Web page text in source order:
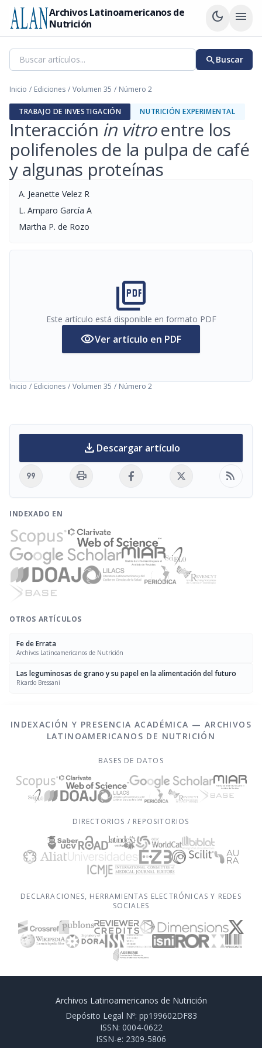
Archivos Latinoamericanos de
Nutrición
dark_mode menu
searchBuscar
Inicio / Ediciones / Volumen 35 / Número 2
TRABAJO DE INVESTIGACIÓN NUTRICIÓN EXPERIMENTAL
Interacción in vitroentre los
polifenoles de la pulpa de café
y algunas proteínas
A. Jeanette Velez R
L. Amparo García A
Martha P. de Rozo
picture_as_pdf
Este artículo está disponible en formato PDF
visibilityVer artículo en PDF
Inicio / Ediciones / Volumen 35 / Número 2
download Descargar artículo
format_quote print rss_feed
INDEXADO EN
OTROS ARTÍCULOS
Fe de Errata
Archivos Latinoamericanos de Nutrición
Las leguminosas de grano y su papel en la alimentación del futuro
Ricardo Bressani
INDEXACIÓN Y PRESENCIA ACADÉMICA — ARCHIVOS
LATINOAMERICANOS DE NUTRICIÓN
BASES DE DATOS
DIRECTORIOS / REPOSITORIOS
DECLARACIONES, HERRAMIENTAS ELECTRÓNICAS Y REDES
SOCIALES
Archivos Latinoamericanos de Nutrición
Depósito Legal Nº: pp199602DF83
ISSN: 0004-0622
ISSN-e: 2309-5806